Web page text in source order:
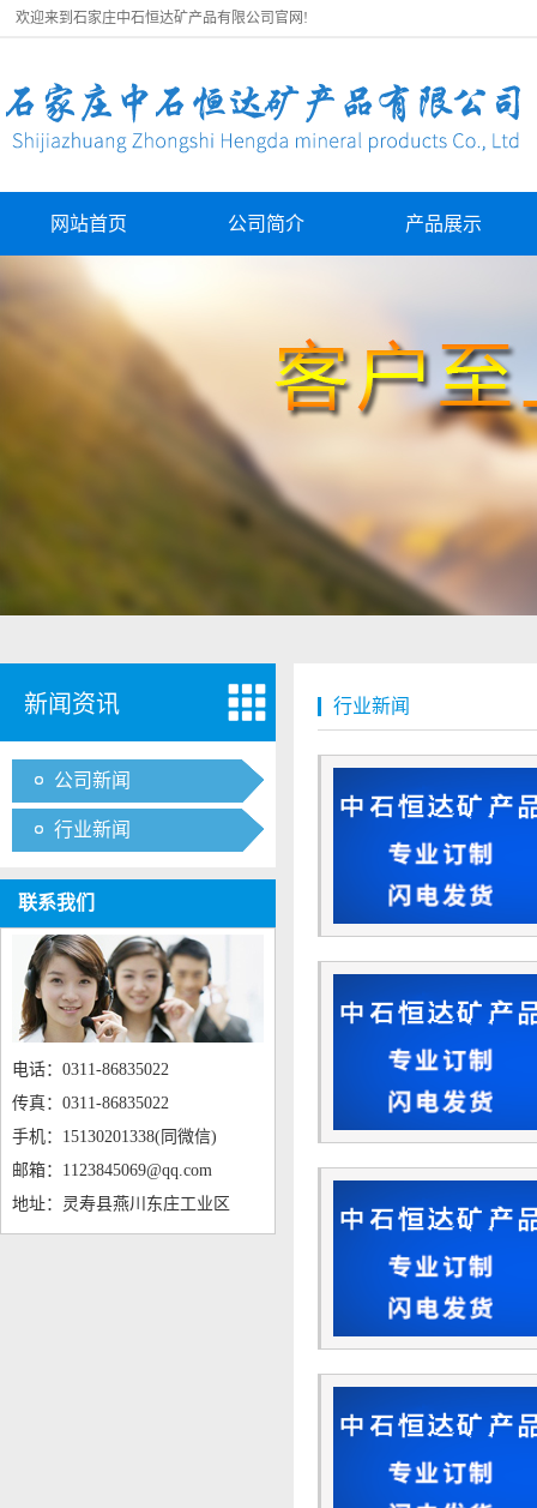
欢迎来到石家庄中石恒达矿产品有限公司官网!
网站首页 公司简介 产品展示
新闻资讯
公司新闻
行业新闻
联系我们
电话：0311-86835022
传真：0311-86835022
手机：15130201338(同微信)
邮箱：1123845069@qq.com
地址：灵寿县燕川东庄工业区
行业新闻